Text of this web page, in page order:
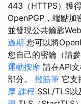
443（HTTPS）獲
OpenPGP，端點加
並發現公共鑰匙
過期 您可以將
您自己的密鑰（請
運動按摩 請在API
部分。 撥筋筆 它支
摩 課程 SSL/TLS